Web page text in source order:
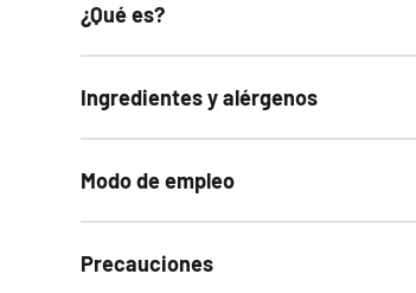
¿Qué es?
Ingredientes y alérgenos
Modo de empleo
Precauciones